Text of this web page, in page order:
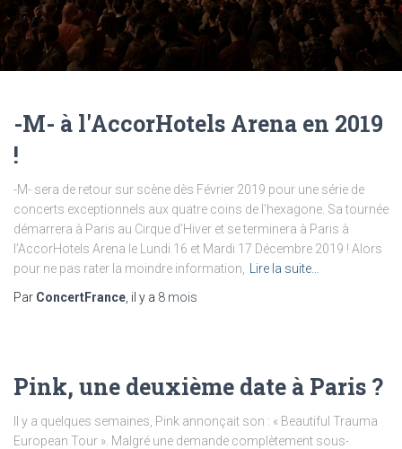
-M- à l'AccorHotels Arena en 2019
!
-M- sera de retour sur scène dès Février 2019 pour une série de
concerts exceptionnels aux quatre coins de l’hexagone. Sa tournée
démarrera à Paris au Cirque d’Hiver et se terminera à Paris à
l’AccorHotels Arena le Lundi 16 et Mardi 17 Décembre 2019 ! Alors
pour ne pas rater la moindre information,
Lire la suite…
Par ConcertFrance , il y a 8 mois
Pink, une deuxième date à Paris ?
Il y a quelques semaines, Pink annonçait son : « Beautiful Trauma
European Tour ». Malgré une demande complètement sous-